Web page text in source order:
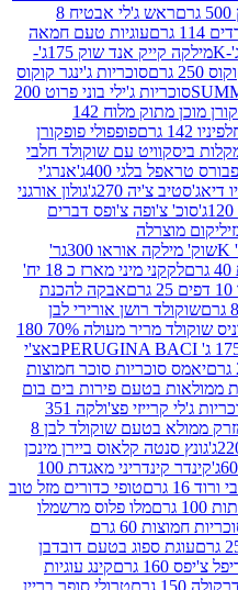
ראש ג'לי אבטיח 8
גרם
עוגיות טעם חמאה
מילקה קייק אנד שוק 175ג'-
גרם
סוכריות ג'ינגר קוקוס
סוכריות ג'ילי בוני פרוט 200
פופפולי פופקורן מוכן מתוק מלוח 142
גרם
פופפולי פופקורן
ביסקוויט עם שוקולד חלבי
פבורס טראפל בלגי 400ג'
אנרג'י
דיאג'סטיב צ'יה 270ג'
גולון אורגני
סוכ' צ'ופה צ'ופס דברים
מוצרלה
שוק' מילקה אוראו 300גר'
לקקני מיני מארז כ 18 יח'
אבקה להכנת
שוקולד רושן אורירי לבן
טוניס שוקולד מריר מעולה 70% 180
באצ'י
יאמס סוכריות סוכר חמוצות
ממולאות בטעם פירות בים בום
רושן סוכריות ג'לי קרייזי פצ'ולקה 351
מזרק ממולא בטעם שוקולד לבן 8
גונץ סנטה קלאוס ביירן מינכן
קינדר קינדריני מאגדת 100
16 גרם
טופי כדורים מזל טוב
גרם
מלו פלוס מרשמלו
סאוור מדנס סוכריות חמוצות 60 גרם
עוגת ספוג בטעם דובדבן
160 גרם
קינג עוגיות
150 גרם
טרולי סופר בריין